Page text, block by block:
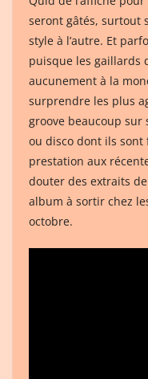
seront gâtés, surtout
style à l’autre. Et
puisque les gaillards
aucunement à la
surprendre les plus
groove beaucoup sur
ou disco dont ils
prestation aux
douter des extraits de
album à sortir chez
octobre.